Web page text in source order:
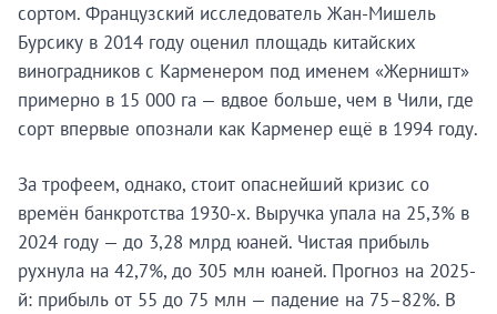
сортом. Французский исследователь Жан-Мишель
Бурсику в 2014 году оценил площадь китайских
виноградников с Карменером под именем «Жерништ»
примерно в 15 000 га — вдвое больше, чем в Чили, где
сорт впервые опознали как Карменер ещё в 1994 году.
За трофеем, однако, стоит опаснейший кризис со
времён банкротства 1930-х. Выручка упала на 25,3% в
2024 году — до 3,28 млрд юаней. Чистая прибыль
рухнула на 42,7%, до 305 млн юаней. Прогноз на 2025-
й: прибыль от 55 до 75 млн — падение на 75–82%. В